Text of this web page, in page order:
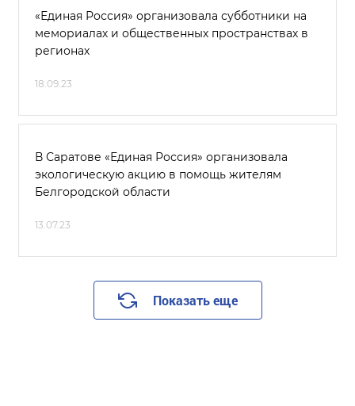
«Единая Россия» организовала субботники на
мемориалах и общественных пространствах в
регионах
18.09.23
В Саратове «Единая Россия» организовала
экологическую акцию в помощь жителям
Белгородской области
13.07.23
Показать еще